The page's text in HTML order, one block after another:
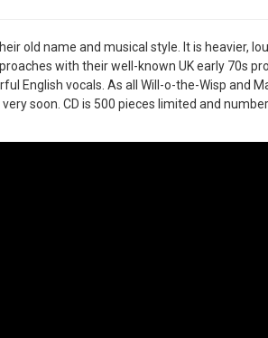
old name and musical style. It is heavier,
with their well-known UK early 70s
English vocals. As all Will-o-the-Wisp and
soon. CD is 500 pieces limited and